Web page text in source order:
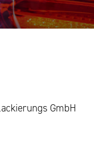
GmbH